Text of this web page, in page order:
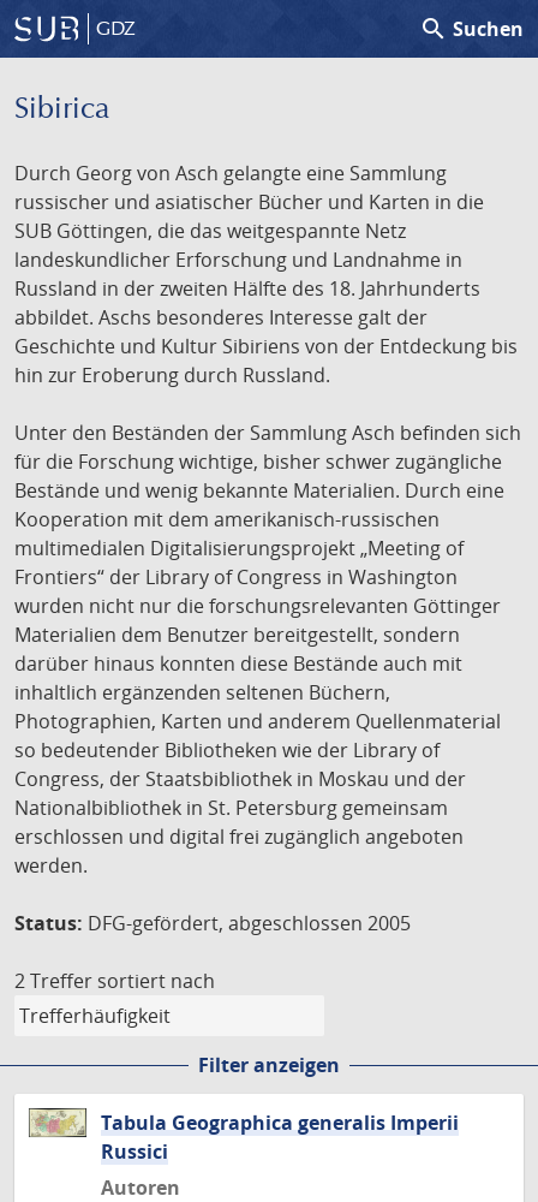
GDZ search Suchen
Sibirica
Durch Georg von Asch gelangte eine Sammlung
russischer und asiatischer Bücher und Karten in die
SUB Göttingen, die das weitgespannte Netz
landeskundlicher Erforschung und Landnahme in
Russland in der zweiten Hälfte des 18. Jahrhunderts
abbildet. Aschs besonderes Interesse galt der
Geschichte und Kultur Sibiriens von der Entdeckung bis
hin zur Eroberung durch Russland.
Unter den Beständen der Sammlung Asch befinden sich
für die Forschung wichtige, bisher schwer zugängliche
Bestände und wenig bekannte Materialien. Durch eine
Kooperation mit dem amerikanisch-russischen
multimedialen Digitalisierungsprojekt „Meeting of
Frontiers“ der Library of Congress in Washington
wurden nicht nur die forschungsrelevanten Göttinger
Materialien dem Benutzer bereitgestellt, sondern
darüber hinaus konnten diese Bestände auch mit
inhaltlich ergänzenden seltenen Büchern,
Photographien, Karten und anderem Quellenmaterial
so bedeutender Bibliotheken wie der Library of
Congress, der Staatsbibliothek in Moskau und der
Nationalbibliothek in St. Petersburg gemeinsam
erschlossen und digital frei zugänglich angeboten
werden.
Status: DFG-gefördert, abgeschlossen 2005
2 Treffer sortiert nach
Filter anzeigen
Tabula Geographica generalis Imperii
Russici
Autoren